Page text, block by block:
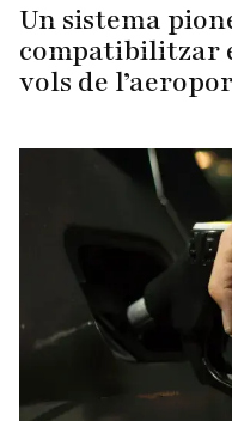
Un sistema
compatibilitzar
vols de